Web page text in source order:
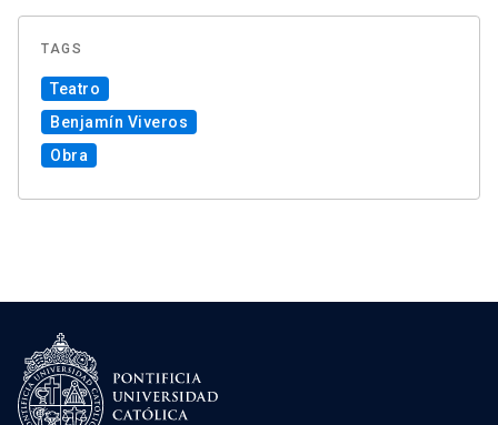
TAGS
Teatro
Benjamín Viveros
Obra